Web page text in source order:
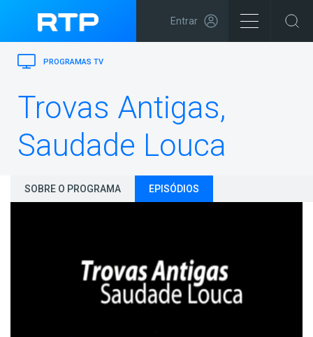
Entrar
PROGRAMAS TV
Trovas Antigas,
Saudade Louca
SOBRE O PROGRAMA EPISÓDIOS